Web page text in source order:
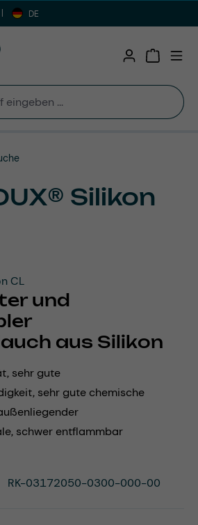
DE
Silikon
und
aus Silikon
sehr gute
sehr gute chemische
schwer entflammbar
RK-03172050-0300-000-00